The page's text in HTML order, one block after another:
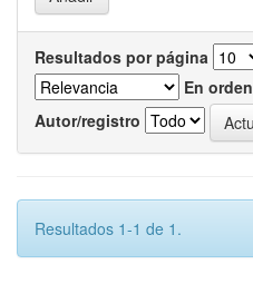
Resultados por página
En orden
Autor/registro
Resultados 1-1 de 1.